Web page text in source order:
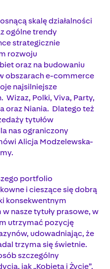
skalę działalności
ogólne trendy
strategicznie
rozwoju
oraz na budowaniu
obszarach e-commerce
najsilniejsze
Wizaz, Polki, Viva, Party,
oraz Niania. Dlatego też
tytułów
nas ograniczony
Alicja Modzelewska-
portfolio
i cieszące się dobrą
konsekwentnym
nasze tytuły prasowe, w
utrzymać pozycję
udowadniając, że
trzyma się świetnie.
szczególny
jak „Kobieta i Życie”,